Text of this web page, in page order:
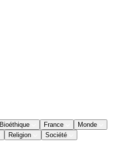
Bioéthique France
Monde
Religion Société